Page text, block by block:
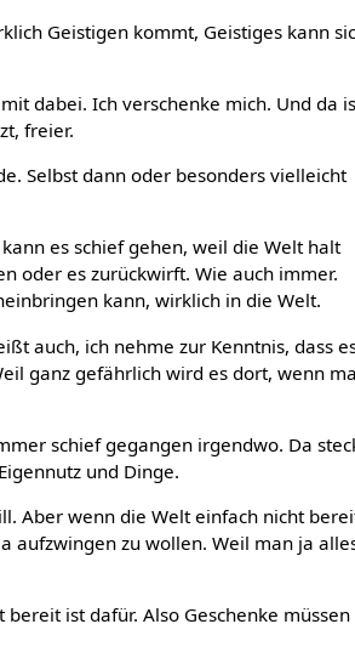
Geistigen kommt, Geistiges kann
dabei. Ich verschenke mich. Und da
freier.
Selbst dann oder besonders vielleicht
es schief gehen, weil die Welt halt
oder es zurückwirft. Wie auch immer.
kann, wirklich in die Welt.
auch, ich nehme zur Kenntnis, dass
ganz gefährlich wird es dort, wenn
schief gegangen irgendwo. Da
und Dinge.
Aber wenn die Welt einfach nicht
aufzwingen zu wollen. Weil man ja
ist dafür. Also Geschenke müssen